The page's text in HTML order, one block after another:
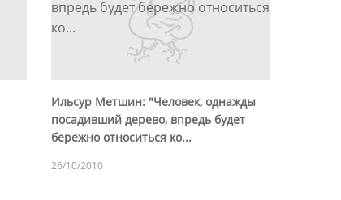
Ильсур Метшин: "Человек, однажды
посадивший дерево, впредь будет
бережно относиться ко...
26/10/2010